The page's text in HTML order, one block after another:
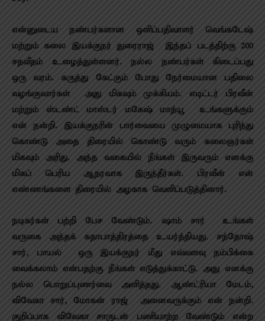
என்னுடைய நண்பர்களான ஒளிப்பதிவாளர் வெங்கடேஷ்
மற்றும் கலை இயக்குநர் துரைராஜ் இந்தப் படத்திற்கு 200
சதவீதம் உழைத்துள்ளனர். நல்ல நண்பர்கள் கிடைப்பது
ஒரு வரம். கருத்து கேட்கும் போது நேர்மையான பதிலை
வழங்குவார்கள் – அது மிகவும் முக்கியம். எடிட்டர் பிரவீன்
மற்றும் ஸ்டண்ட் மாஸ்டர் மகேஷ் மாத்யூ – உங்களுக்கும்
என் நன்றி. இயக்குநரின் பார்வையை முழுமையாக புரிந்து
கொண்டு அதை திரையில் கொண்டு வரும் கலைஞர்கள்
மிகவும் அரிது. அந்த வகையில் நீங்கள் இருவரும் எனக்கு
மிகப் பெரிய ஆதரவாக இருந்தீர்கள். பிரவீன் என்
எண்ணங்களை திரையில் அழகாக வெளிப்படுத்தினார்.
நடிகர்கள் பற்றி பேச வேண்டும். ஷாம் சார் – உங்கள்
வருகை அந்தக் கதாபாத்திரத்தை உயர்த்தியது. சந்தோஷ்
சார், பாயல் – ஒரு இயக்குநர் மீது எவ்வளவு நம்பிக்கை
வைக்கலாம் என்பதற்கு நீங்கள் எடுத்துக்காட்டு. அது எனக்கு
நல்ல பொறுப்புணர்வை அளித்தது. ஆண்ட்ரியா மேடம்,
விவேகா சார், மோகன் ராஜ் – அனைவருக்கும் என் நன்றி.
குறிப்பாக விவேகா சாருடன் பணியாற்ற வேண்டும் என்ற